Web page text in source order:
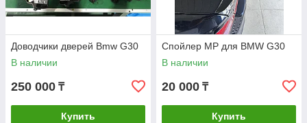
Доводчики дверей Bmw G30
В наличии
250 000 ₸
Купить
Спойлер MP для BMW G30
В наличии
20 000 ₸
Купить